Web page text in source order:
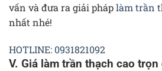
vấn và đưa ra giải pháplàm trần
nhất nhé!
HOTLINE: 0931821092
V. Giá làm trần thạch cao trọn